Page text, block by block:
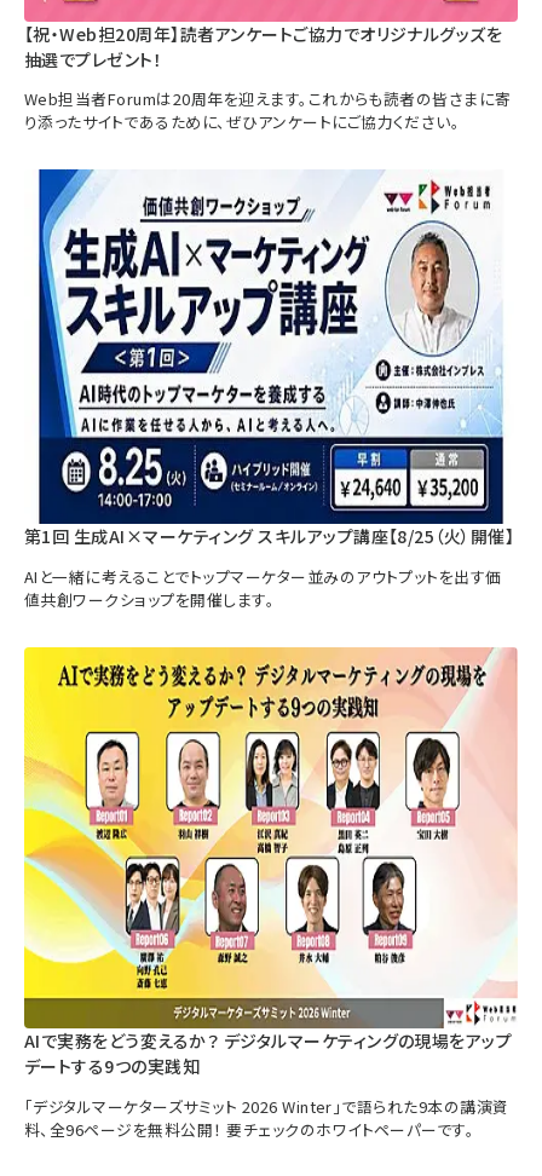
【祝・Web担20周年】読者アンケートご協力でオリジナルグッズを
抽選でプレゼント！
Web担当者Forumは20周年を迎えます。これからも読者の皆さまに寄
り添ったサイトであるために、ぜひアンケートにご協力ください。
第1回 生成AI×マーケティング スキルアップ講座【8/25（火）開催】
AIと一緒に考えることでトップマーケター並みのアウトプットを出す価
値共創ワークショップを開催します。
AIで実務をどう変えるか？ デジタルマーケティングの現場をアップ
デートする9つの実践知
「デジタルマーケターズサミット 2026 Winter」で語られた9本の講演資
料、全96ページを無料公開！ 要チェックのホワイトペーパーです。